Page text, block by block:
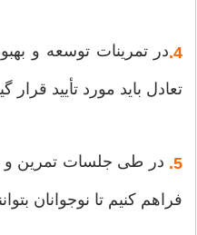
4. در تمرینات توسعه و
تعادل باید مورد تأیید قرار
5. در طی جلسات تمرین و
فراهم کنیم تا نوجوانان